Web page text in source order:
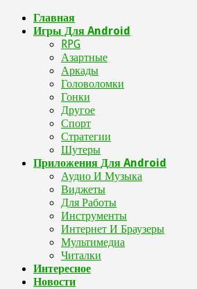
Главная
Игры Для Android
RPG
Азартные
Аркады
Головоломки
Гонки
Другое
Спорт
Стратегии
Шутеры
Приложения Для Android
Аудио И Музыка
Виджеты
Для Работы
Инструменты
Интернет И Браузеры
Мультимедиа
Читалки
Интересное
Новости